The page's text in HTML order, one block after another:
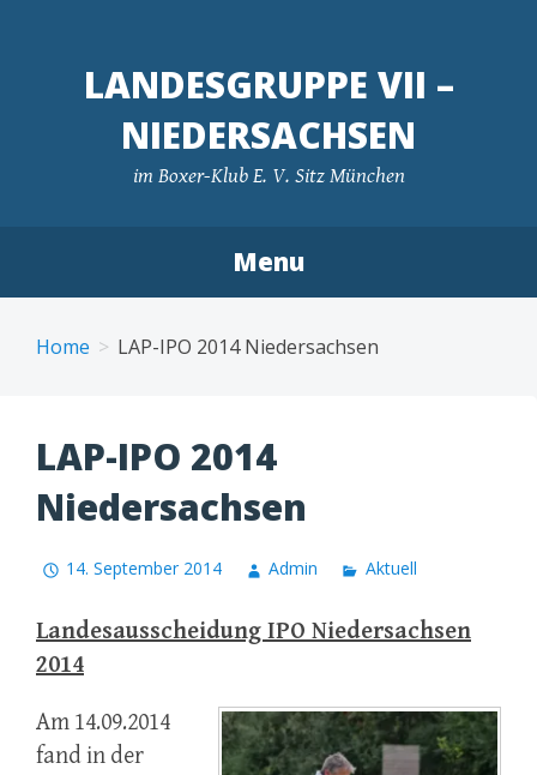
LANDESGRUPPE VII –
NIEDERSACHSEN
im Boxer-Klub E. V. Sitz München
Menu
content
Home LAP-IPO 2014 Niedersachsen
LAP-IPO 2014
Niedersachsen
14. September 2014 Admin Aktuell
Landesausscheidung IPO Niedersachsen
2014
Am 14.09.2014
fand in der